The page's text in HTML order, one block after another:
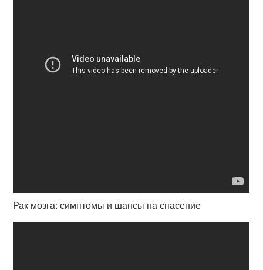
Рак мозга: симптомы и шансы на спасение